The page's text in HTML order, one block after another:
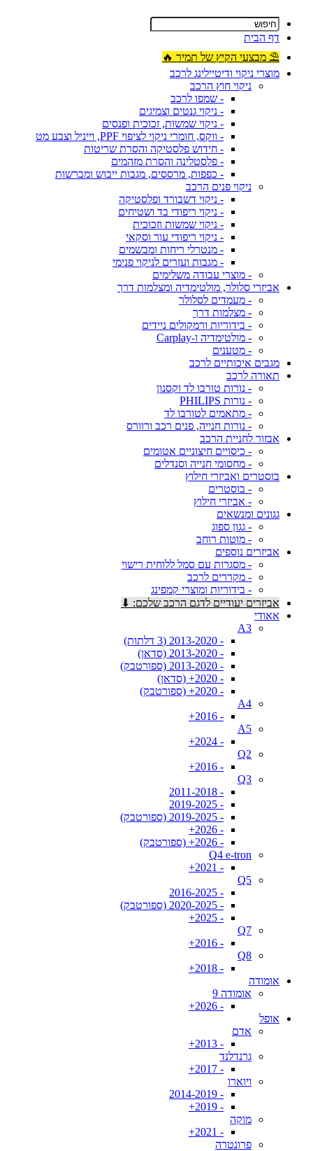
דף הבית
⛱ מבצעי הקיץ של תמיר 🔥
מוצרי ניקוי ודיטיילינג לרכב
ניקוי חוץ הרכב
- שמפו לרכב
- ניקוי גנטים וצמיגים
- ניקוי שמשות, זכוכית ופנסים
- ווקס, חומרי ניקוי לציפוי PPF, וייניל וצבע מט
- חידוש פלסטיקה והסרת שריטות
- פלסטלינה והסרת מזהמים
- כפפות, מרססים, מגבות ייבוש ומברשות
ניקוי פנים הרכב
- ניקוי דשבורד ופלסטיקה
- ניקוי ריפודי בד ושטיחים
- ניקוי שמשות וזכוכית
- ניקוי ריפודי עור וסקאי
- מנטרלי ריחות ומבשמים
- מגבות ועזרים לניקוי פנימי
- מוצרי עבודה משלימים
אביזרי סלולר, מולטימדיה ומצלמות דרך
- מעמדים לסלולר
- מצלמות דרך
- בידוריות ורמקולים ניידים
- מולטימדיה ו-Carplay
- מטענים
מגבים איכותיים לרכב
תאורה לרכב
- נורות טורבו לד וקסנון
- נורות PHILIPS
- מתאמים לטורבו לד
- נורות חנייה, פנים רכב ורוורס
אבזור לחניית הרכב
- כיסויים חיצוניים אטומים
- מחסומי חנייה וסנדלים
בוסטרים ואביזרי חילוץ
- בוסטרים
- אביזרי חילוץ
גגונים ומנשאים
- גגון ספוג
- מוטות רוחב
אביזרים נוספים
- מסגרות עם סמל ללוחית רישוי
- מקררים לרכב
- בידוריות ומוצרי קמפינג
אביזרים יעודיים לדגם הרכב שלכם: ⬇
אאודי
A3
- 2013-2020 (3 דלתות)
- 2013-2020 (סדאן)
- 2013-2020 (ספורטבק)
- 2020+ (סדאן)
- 2020+ (ספורטבק)
A4
- 2016+
A5
- 2024+
Q2
- 2016+
Q3
- 2011-2018
- 2019-2025
- 2019-2025 (ספורטבק)
- 2026+
- 2026+ (ספורטבק)
Q4 e-tron
- 2021+
Q5
- 2016-2025
- 2020-2025 (ספורטבק)
- 2025+
Q7
- 2016+
Q8
- 2018+
אומודה
אומודה 9
- 2026+
אופל
אדם
- 2013+
גרנדלנד
- 2017+
ויוארו
- 2014-2019
- 2019+
מוקה
- 2021+
פרונטרה